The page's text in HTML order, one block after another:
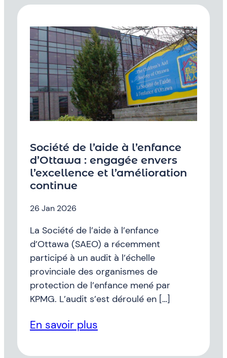
Société de l’aide à l’enfance
d’Ottawa : engagée envers
l’excellence et l’amélioration
continue
26 Jan 2026
La Société de l’aide à l’enfance
d’Ottawa (SAEO) a récemment
participé à un audit à l’échelle
provinciale des organismes de
protection de l’enfance mené par
KPMG. L’audit s’est déroulé en […]
En savoir plus